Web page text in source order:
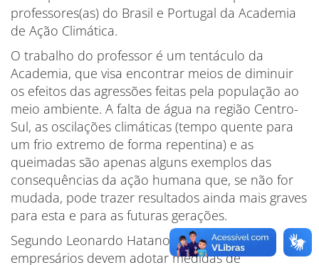
professores(as) do Brasil e Portugal da Academia
de Ação Climática.
O trabalho do professor é um tentáculo da
Academia, que visa encontrar meios de diminuir
os efeitos das agressões feitas pela população ao
meio ambiente. A falta de água na região Centro-
Sul, as oscilações climáticas (tempo quente para
um frio extremo de forma repentina) e as
queimadas são apenas alguns exemplos das
consequências da ação humana que, se não for
mudada, pode trazer resultados ainda mais graves
para esta e para as futuras gerações.
Segundo Leonardo Hatano, os governantes e
empresários devem adotar medidas de